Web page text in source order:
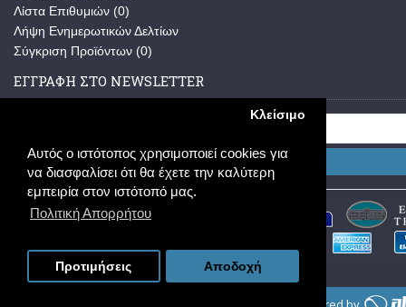
Αυτός ο ιστότοπος χρησιμοποιεί cookies για
να διασφαλίσει ότι θα έχετε την καλύτερη
εμπειρία στον ιστότοπό μας.
Πολιτική Απορρήτου
Κλείσιμο
Προτιμήσεις Αποδοχή
Λίστα Επιθυμιών (0)
Λήψη Ενημερωτικών Δελτίων
Σύγκριση Προϊόντων (0)
ΕΓΓΡΑΦΉ ΣΤΟ NEWSLETTER
Εγγραφή